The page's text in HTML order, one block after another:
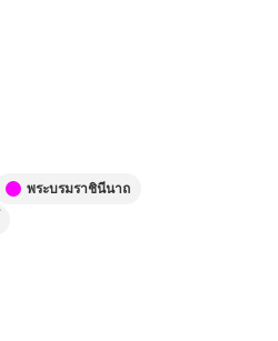
พระบรมราชินีนาถ